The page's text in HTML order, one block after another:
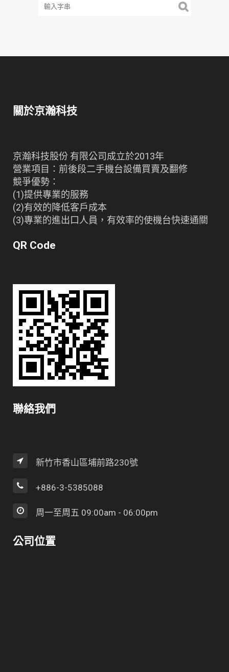
關於京瀚科技
京瀚科技股份 有限公司成立於2013年
營業項目：前後段二手機台設備買賣及翻修
競爭優勢：
(1)提供專業的服務
(2)有效的降低客戶成本
(3)專業的進出口人員，有效率的使機台快速通關
QR Code
聯絡我們
新竹市香山區埔前路230號
+886-3-5385088
周一至周五 09:00am - 06:00pm
公司位置